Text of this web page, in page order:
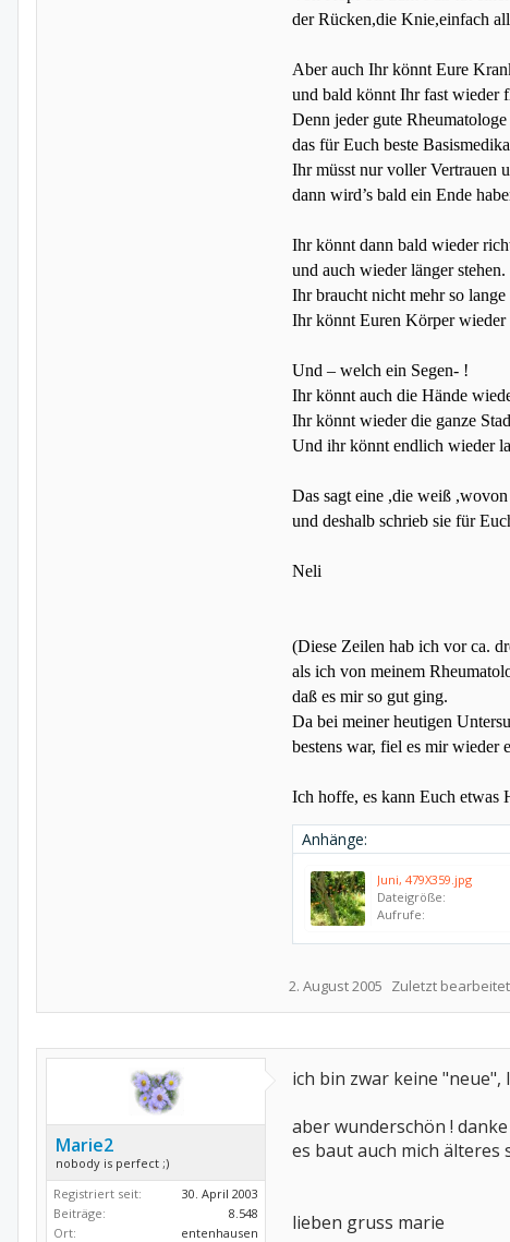
der Rücken,die Knie,einfach
Aber auch Ihr könnt Eure
und bald könnt Ihr fast wieder
Denn jeder gute
das für Euch beste
Ihr müsst nur voller Vertrauen
dann wird’s bald ein Ende
Ihr könnt dann bald wieder
und auch wieder länger stehen.
Ihr braucht nicht mehr so
Ihr könnt Euren Körper wieder
Und – welch ein Segen- !
Ihr könnt auch die Hände
Ihr könnt wieder die ganze
Und ihr könnt endlich wieder
Das sagt eine ,die weiß
und deshalb schrieb sie für
Neli
(Diese Zeilen hab ich vor ca.
als ich von meinem
daß es mir so gut ging.
Da bei meiner heutigen
bestens war, fiel es mir wieder
Ich hoffe, es kann Euch etwas
Anhänge:
Juni, 479X359.jpg
Dateigröße:
Aufrufe:
2. August 2005 Zuletzt
Marie2
nobody is perfect ;)
Registriert seit:
30. April 2003
Beiträge:
8.548
Ort:
entenhausen
ich bin zwar keine "neue",
aber wunderschön ! danke
es baut auch mich älteres
lieben gruss marie